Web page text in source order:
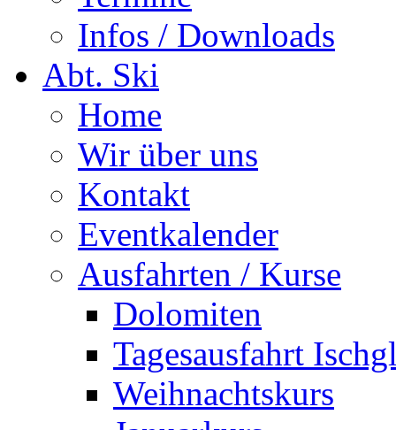
Infos / Downloads
Abt. Ski
Home
Wir über uns
Kontakt
Eventkalender
Ausfahrten / Kurse
Dolomiten
Tagesausfahrt
Weihnachtskurs